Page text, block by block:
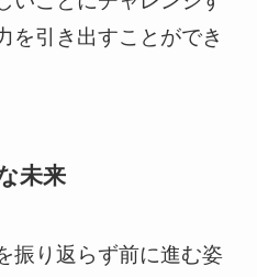
を引き出すことができ
未来
振り返らず前に進む姿